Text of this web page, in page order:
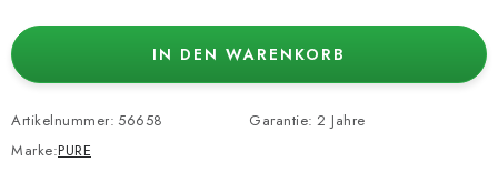
IN DEN WARENKORB
Artikelnummer: 56658
Marke:PURE
Garantie: 2 Jahre